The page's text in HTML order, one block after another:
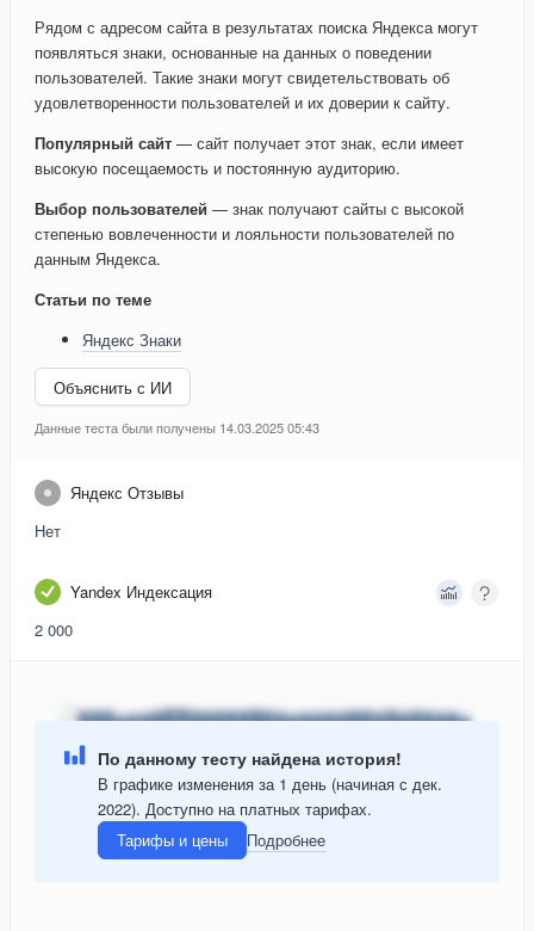
Рядом с адресом сайта в результатах поиска Яндекса могут
появляться знаки, основанные на данных о поведении
пользователей. Такие знаки могут свидетельствовать об
удовлетворенности пользователей и их доверии к сайту.
Популярный сайт — сайт получает этот знак, если имеет
высокую посещаемость и постоянную аудиторию.
Выбор пользователей — знак получают сайты с высокой
степенью вовлеченности и лояльности пользователей по
данным Яндекса.
Статьи по теме
Яндекс Знаки
Объяснить с ИИ
Данные теста были получены 14.03.2025 05:43
Яндекс Отзывы
Нет
Yandex Индексация
2 000
По данному тесту найдена история!
В графике изменения за 1 день (начиная с дек.
2022). Доступно на платных тарифах.
Тарифы и цены
Подробнее